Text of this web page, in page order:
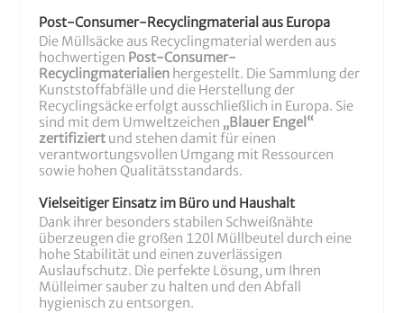
Post-Consumer-Recyclingmaterial aus Europa
Die Müllsäcke aus Recyclingmaterial werden aus
hochwertigen Post-Consumer-
Recyclingmaterialien hergestellt. Die Sammlung der
Kunststoffabfälle und die Herstellung der
Recyclingsäcke erfolgt ausschließlich in Europa. Sie
sind mit dem Umweltzeichen „Blauer Engel“
zertifiziert und stehen damit für einen
verantwortungsvollen Umgang mit Ressourcen
sowie hohen Qualitätsstandards.
Vielseitiger Einsatz im Büro und Haushalt
Dank ihrer besonders stabilen Schweißnähte
überzeugen die großen 120l Müllbeutel durch eine
hohe Stabilität und einen zuverlässigen
Auslaufschutz. Die perfekte Lösung, um Ihren
Mülleimer sauber zu halten und den Abfall
hygienisch zu entsorgen.